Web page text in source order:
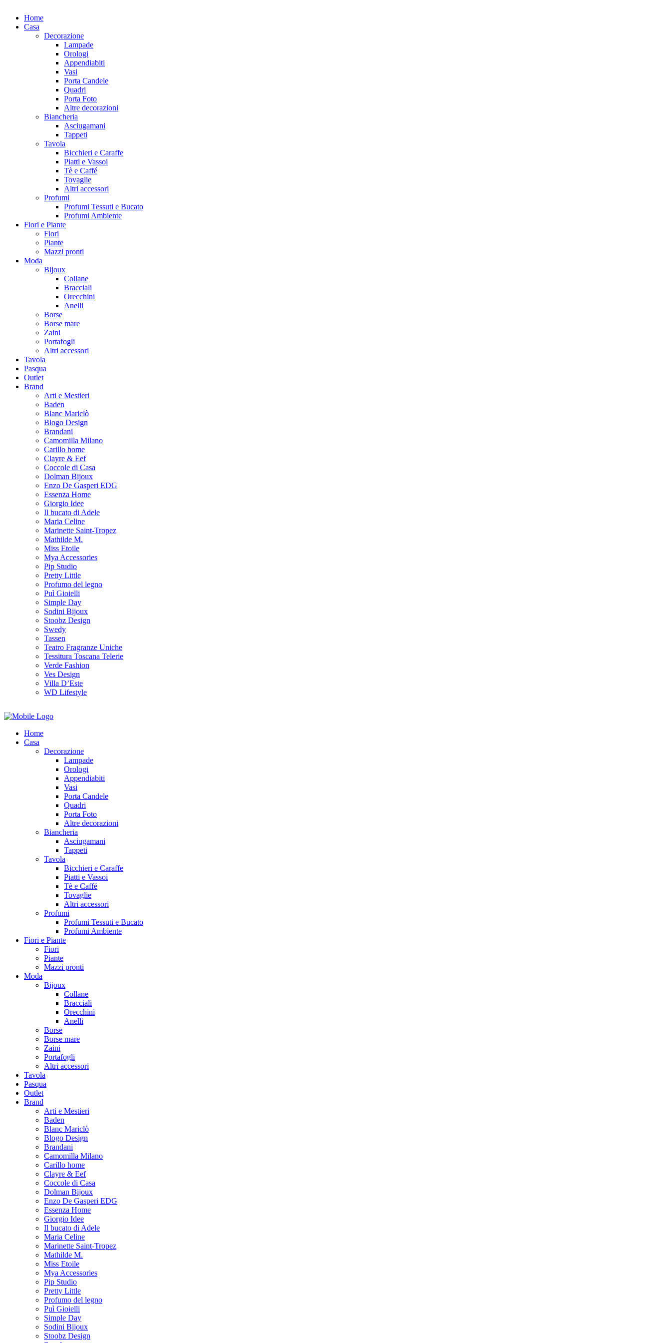
Home
Casa
Decorazione
Lampade
Orologi
Appendiabiti
Vasi
Porta Candele
Quadri
Porta Foto
Altre decorazioni
Biancheria
Asciugamani
Tappeti
Tavola
Bicchieri e Caraffe
Piatti e Vassoi
Tè e Caffé
Tovaglie
Altri accessori
Profumi
Profumi Tessuti e Bucato
Profumi Ambiente
Fiori e Piante
Fiori
Piante
Mazzi pronti
Moda
Bijoux
Collane
Bracciali
Orecchini
Anelli
Borse
Borse mare
Zaini
Portafogli
Altri accessori
Tavola
Pasqua
Outlet
Brand
Arti e Mestieri
Baden
Blanc Mariclò
Blogo Design
Brandani
Camomilla Milano
Carillo home
Clayre & Eef
Coccole di Casa
Dolman Bijoux
Enzo De Gasperi EDG
Essenza Home
Giorgio Idee
Il bucato di Adele
Maria Celine
Marinette Saint-Tropez
Mathilde M.
Miss Etoile
Mya Accessories
Pip Studio
Pretty Little
Profumo del legno
Puì Gioielli
Simple Day
Sodini Bijoux
Stoobz Design
Swedy
Tassen
Teatro Fragranze Uniche
Tessitura Toscana Telerie
Verde Fashion
Ves Design
Villa D’Este
WD Lifestyle
Home
Casa
Decorazione
Lampade
Orologi
Appendiabiti
Vasi
Porta Candele
Quadri
Porta Foto
Altre decorazioni
Biancheria
Asciugamani
Tappeti
Tavola
Bicchieri e Caraffe
Piatti e Vassoi
Tè e Caffé
Tovaglie
Altri accessori
Profumi
Profumi Tessuti e Bucato
Profumi Ambiente
Fiori e Piante
Fiori
Piante
Mazzi pronti
Moda
Bijoux
Collane
Bracciali
Orecchini
Anelli
Borse
Borse mare
Zaini
Portafogli
Altri accessori
Tavola
Pasqua
Outlet
Brand
Arti e Mestieri
Baden
Blanc Mariclò
Blogo Design
Brandani
Camomilla Milano
Carillo home
Clayre & Eef
Coccole di Casa
Dolman Bijoux
Enzo De Gasperi EDG
Essenza Home
Giorgio Idee
Il bucato di Adele
Maria Celine
Marinette Saint-Tropez
Mathilde M.
Miss Etoile
Mya Accessories
Pip Studio
Pretty Little
Profumo del legno
Puì Gioielli
Simple Day
Sodini Bijoux
Stoobz Design